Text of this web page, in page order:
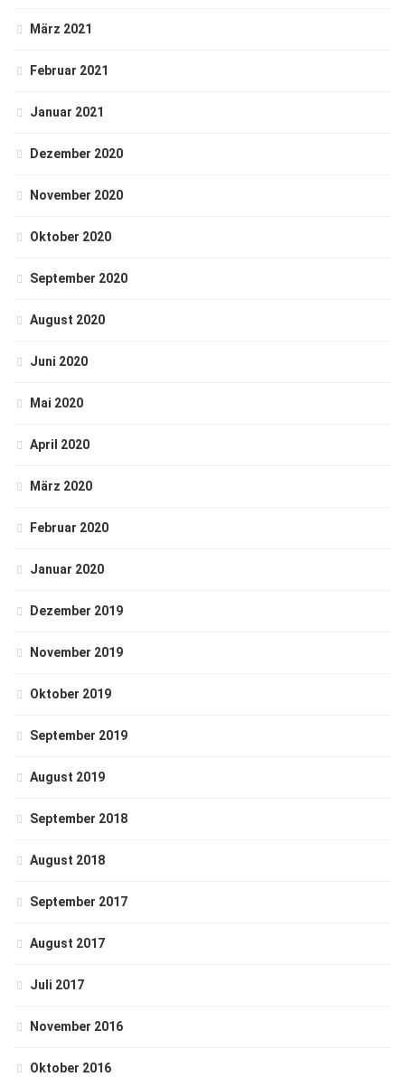
März 2021
Februar 2021
Januar 2021
Dezember 2020
November 2020
Oktober 2020
September 2020
August 2020
Juni 2020
Mai 2020
April 2020
März 2020
Februar 2020
Januar 2020
Dezember 2019
November 2019
Oktober 2019
September 2019
August 2019
September 2018
August 2018
September 2017
August 2017
Juli 2017
November 2016
Oktober 2016